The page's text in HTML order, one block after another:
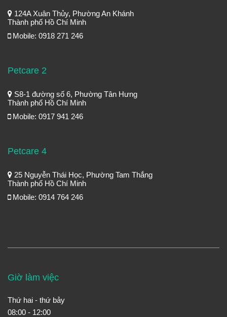
124A Xuân Thủy, Phường An Khánh
Thành phố Hồ Chí Minh
Mobile: 0918 271 246
Petcare 2
S8-1 đường số 6, Phường Tân Hưng
Thành phố Hồ Chí Minh
Mobile: 0917 941 246
Petcare 4
25 Nguyễn Thái Học, Phường Tam Thắng
Thành phố Hồ Chí Minh
Mobile: 0914 764 246
Giờ làm việc
Thứ hai - thứ bảy
08:00 - 12:00